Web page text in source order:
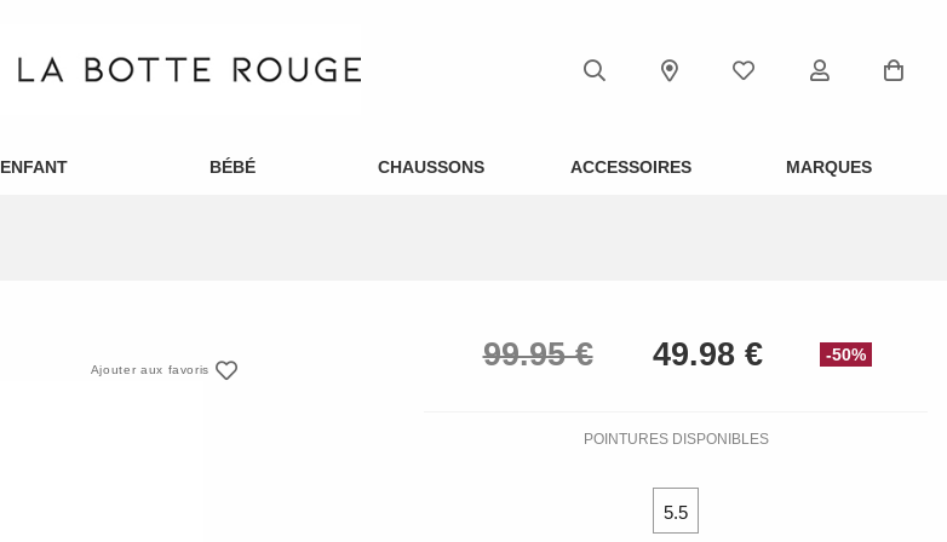
ENFANT BÉBÉ CHAUSSONS ACCESSOIRES MARQUES
Ajouter aux favoris
-50%
POINTURES DISPONIBLES
5.5